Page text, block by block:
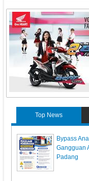
Top News
Bypass
Gangguan
Padang